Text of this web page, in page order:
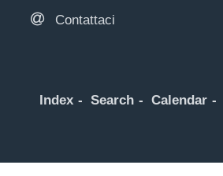
Contattaci
Index Search Calendar